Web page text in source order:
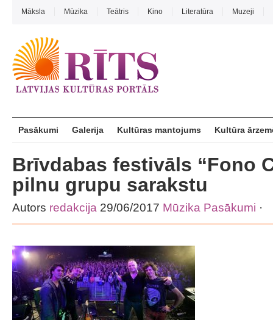
Māksla Mūzika Teātris Kino Literatūra Muzeji
Pasākumi Galerija Kultūras mantojums Kultūra
Brīvdabas festivāls “Fono
pilnu grupu sarakstu
Autors redakcija 29/06/2017 Mūzika Pasākumi ·